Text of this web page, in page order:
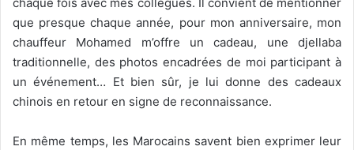
chaque fois avec mes collègues. Il convient de mentionner
que presque chaque année, pour mon anniversaire, mon
chauffeur Mohamed m’offre un cadeau, une djellaba
traditionnelle, des photos encadrées de moi participant à
un événement… Et bien sûr, je lui donne des cadeaux
chinois en retour en signe de reconnaissance.
En même temps, les Marocains savent bien exprimer leur